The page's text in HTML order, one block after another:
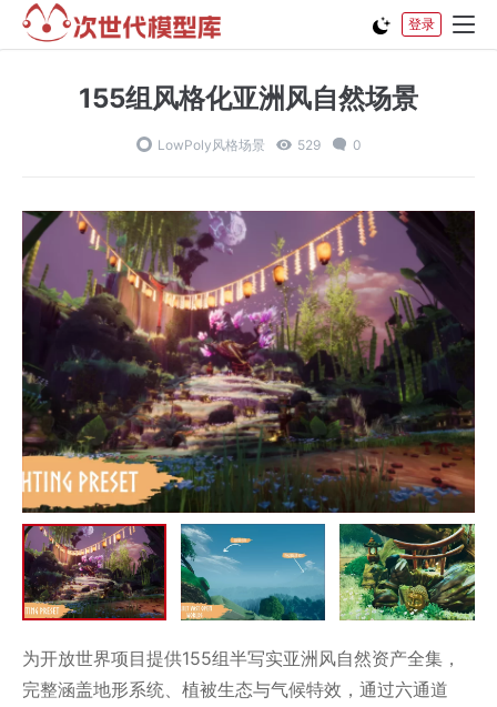
登录
155组风格化亚洲风自然场景
LowPoly风格场景 529 0
为开放世界项目提供​​155组半写实亚洲风自然资产全集​​，
完整涵盖地形系统、植被生态与气候特效，通过六通道